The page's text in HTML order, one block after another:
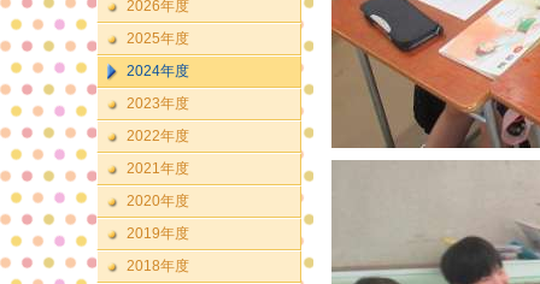
2026年度
2025年度
2024年度
2023年度
2022年度
2021年度
2020年度
2019年度
2018年度